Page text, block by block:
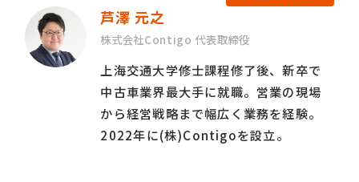
芦澤 元之
株式会社Contigo 代表取締役
上海交通大学修士課程修了後、新卒で
中古車業界最大手に就職。営業の現場
から経営戦略まで幅広く業務を経験。
2022年に(株)Contigoを設立。